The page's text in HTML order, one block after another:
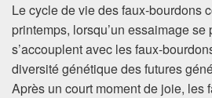
Le cycle de vie des faux-bourdons
printemps, lorsqu’un essaimage
s’accouplent avec les faux-
diversité génétique des futures
Après un court moment de joie, les